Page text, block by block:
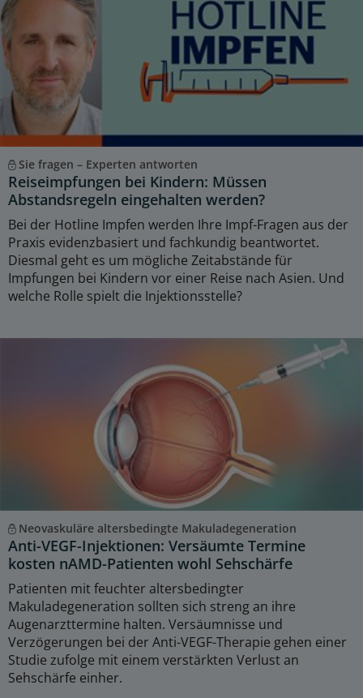
Sie fragen – Experten antworten
Reiseimpfungen bei Kindern: Müssen
Abstandsregeln eingehalten werden?
Bei der Hotline Impfen werden Ihre Impf-Fragen aus der
Praxis evidenzbasiert und fachkundig beantwortet.
Diesmal geht es um mögliche Zeitabstände für
Impfungen bei Kindern vor einer Reise nach Asien. Und
welche Rolle spielt die Injektionsstelle?
Neovaskuläre altersbedingte Makuladegeneration
Anti-VEGF-Injektionen: Versäumte Termine
kosten nAMD-Patienten wohl Sehschärfe
Patienten mit feuchter altersbedingter
Makuladegeneration sollten sich streng an ihre
Augenarzttermine halten. Versäumnisse und
Verzögerungen bei der Anti-VEGF-Therapie gehen einer
Studie zufolge mit einem verstärkten Verlust an
Sehschärfe einher.